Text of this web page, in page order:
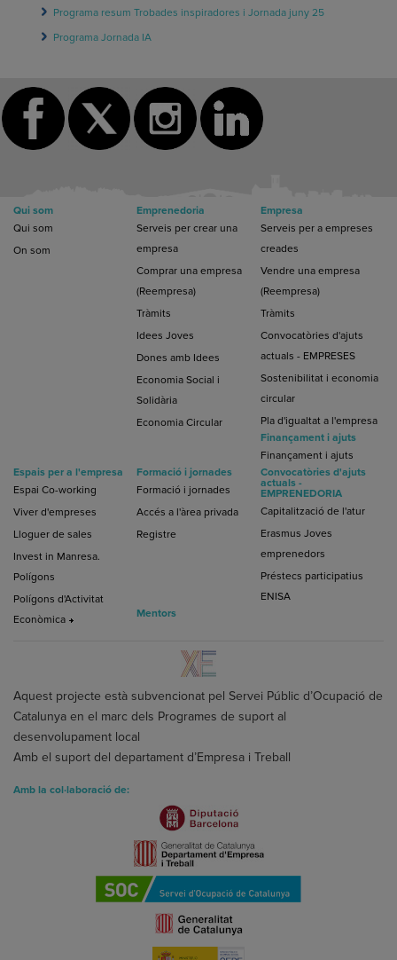
Programa resum Trobades inspiradores i Jornada juny 25
Programa Jornada IA
Qui som
Qui som
On som
Emprenedoria
Serveis per crear una
empresa
Comprar una empresa
(Reempresa)
Tràmits
Idees Joves
Dones amb Idees
Economia Social i
Solidària
Economia Circular
Empresa
Serveis per a empreses
creades
Vendre una empresa
(Reempresa)
Tràmits
Convocatòries d'ajuts
actuals - EMPRESES
Sostenibilitat i economia
circular
Pla d'igualtat a l'empresa
Finançament i ajuts
Finançament i ajuts
Espais per a l'empresa
Espai Co-working
Viver d'empreses
Lloguer de sales
Invest in Manresa.
Polígons
Polígons d'Activitat
Econòmica
Formació i jornades
Formació i jornades
Accés a l'àrea privada
Registre
Convocatòries d'ajuts
actuals -
EMPRENEDORIA
Capitalització de l'atur
Erasmus Joves
emprenedors
Préstecs participatius
ENISA
Mentors
Aquest projecte està subvencionat pel Servei Públic d’Ocupació de
Catalunya en el marc dels Programes de suport al
desenvolupament local
Amb el suport del departament d’Empresa i Treball
Amb la col·laboració de: